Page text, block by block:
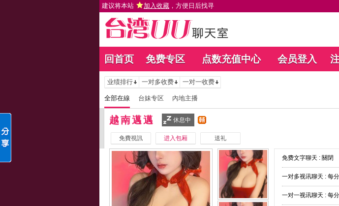
建议将本站 加入收藏 ，方便日后找寻
回首页 免费专区 点数充值中心 会员登入
业绩排行 一对多收费 一对一收费
全部在線 台妹专区 內地主播
越南邁邁 休息中
免費視訊 进入包厢 送礼
免费文字聊天 : 關閉
一对多视讯聊天 : 每
一对一视讯聊天 : 每